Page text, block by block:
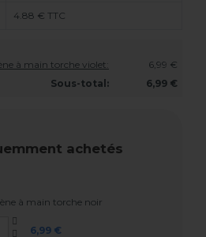
4.88 € TTC
à main torche violet:
6,99 €
Sous-total:
6,99 €
achetés
à main torche noir
6,99 €